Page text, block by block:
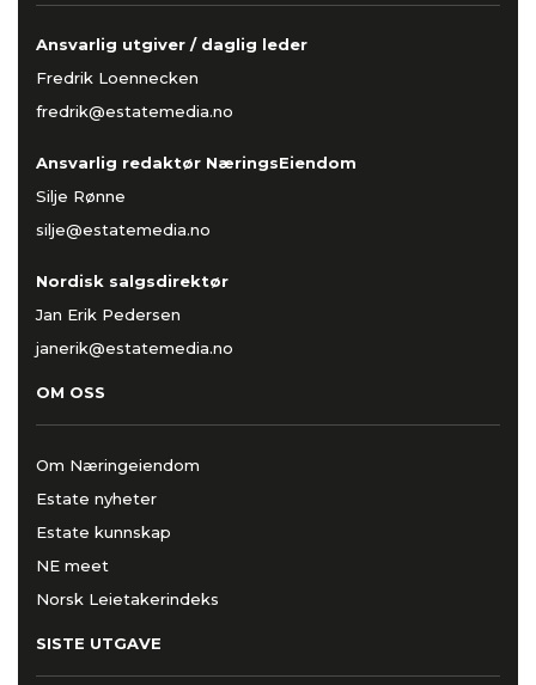
Ansvarlig utgiver / daglig leder
Fredrik Loennecken
fredrik@estatemedia.no
Ansvarlig redaktør NæringsEiendom
Silje Rønne
silje@estatemedia.no
Nordisk salgsdirektør
Jan Erik Pedersen
janerik@estatemedia.no
OM OSS
Om Næringeiendom
Estate nyheter
Estate kunnskap
NE meet
Norsk Leietakerindeks
SISTE UTGAVE